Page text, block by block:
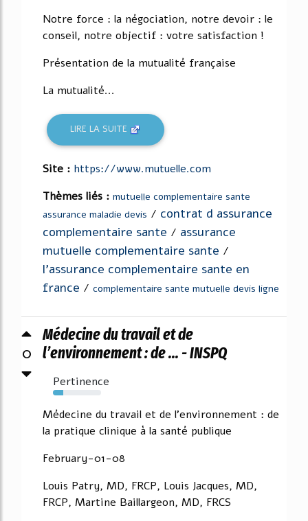
Notre force : la négociation, notre devoir : le
conseil, notre objectif : votre satisfaction !
Présentation de la mutualité française
La mutualité...
LIRE LA SUITE
Site : https://www.mutuelle.com
Thèmes liés : mutuelle complementaire sante
assurance maladie devis / contrat d assurance
complementaire sante / assurance
mutuelle complementaire sante /
l'assurance complementaire sante en
france / complementaire sante mutuelle devis ligne
0
Médecine du travail et de
l’environnement : de ... - INSPQ
Pertinence
21%
Médecine du travail et de l'environnement : de
la pratique clinique à la santé publique
February-01-08
Louis Patry, MD, FRCP, Louis Jacques, MD,
FRCP, Martine Baillargeon, MD, FRCS